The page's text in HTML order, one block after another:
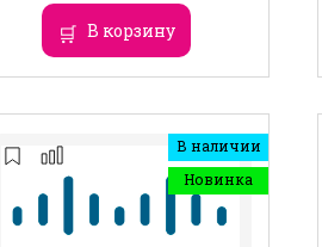
В корзину
В наличии
Новинка